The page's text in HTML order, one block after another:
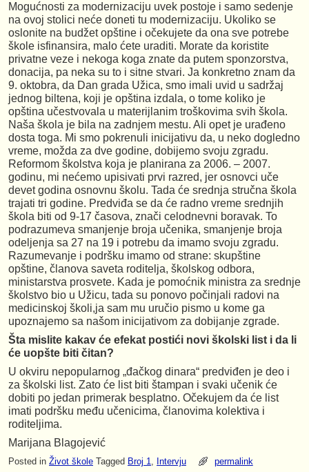
Mogućnosti za modernizaciju uvek postoje i samo sedenje
na ovoj stolici neće doneti tu modernizaciju. Ukoliko se
oslonite na budžet opštine i očekujete da ona sve potrebe
škole isfinansira, malo ćete uraditi. Morate da koristite
privatne veze i nekoga koga znate da putem sponzorstva,
donacija, pa neka su to i sitne stvari. Ja konkretno znam da
9. oktobra, da Dan grada Užica, smo imali uvid u sadržaj
jednog biltena, koji je opština izdala, o tome koliko je
opština učestvovala u materijlanim troškovima svih škola.
Naša škola je bila na zadnjem mestu. Ali opet je urađeno
dosta toga. Mi smo pokrenuli inicijativu da, u neko dogledno
vreme, možda za dve godine, dobijemo svoju zgradu.
Reformom školstva koja je planirana za 2006. – 2007.
godinu, mi nećemo upisivati prvi razred, jer osnovci uče
devet godina osnovnu školu. Tada će srednja stručna škola
trajati tri godine. Predviđa se da će radno vreme srednjih
škola biti od 9-17 časova, znači celodnevni boravak. To
podrazumeva smanjenje broja učenika, smanjenje broja
odeljenja sa 27 na 19 i potrebu da imamo svoju zgradu.
Razumevanje i podršku imamo od strane: skupštine
opštine, članova saveta roditelja, školskog odbora,
ministarstva prosvete. Kada je pomoćnik ministra za srednje
školstvo bio u Užicu, tada su ponovo počinjali radovi na
medicinskoj školi,ja sam mu uručio pismo u kome ga
upoznajemo sa našom inicijativom za dobijanje zgrade.
Šta mislite kakav će efekat postići novi školski list i da li
će uopšte biti čitan?
U okviru nepopularnog „đačkog dinara“ predviđen je deo i
za školski list. Zato će list biti štampan i svaki učenik će
dobiti po jedan primerak besplatno. Očekujem da će list
imati podršku među učenicima, članovima kolektiva i
roditeljima.
Marijana Blagojević
Posted in Život škole Tagged Broj 1, Intervju permalink